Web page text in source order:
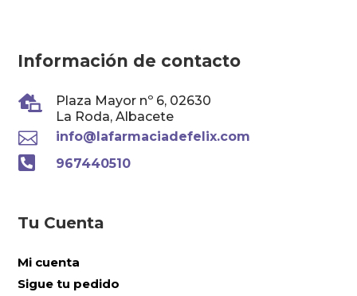
Información de contacto

Plaza Mayor nº 6, 02630
La Roda, Albacete
 info@lafarmaciadefelix.com
 967440510
Tu Cuenta
Mi cuenta
Sigue tu pedido